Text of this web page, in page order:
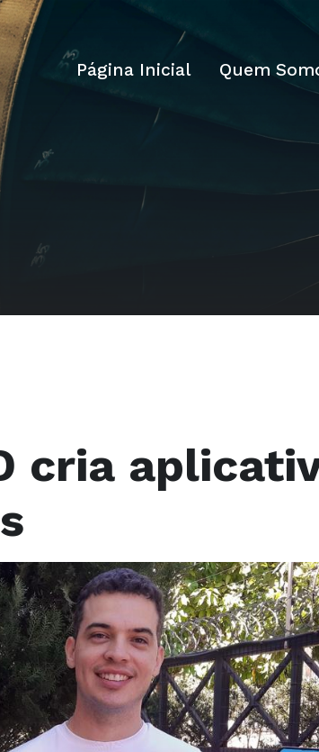
Página Inicial Quem
cria